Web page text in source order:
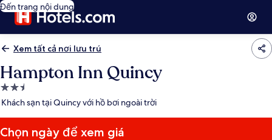
Đến trang nội dung
Xem tất cả nơi lưu trú
Hampton Inn Quincy
Nơi
lưu
2.5
Khách sạn tại Quincy với hồ bơi ngoài trời
Chọn ngày để xem giá